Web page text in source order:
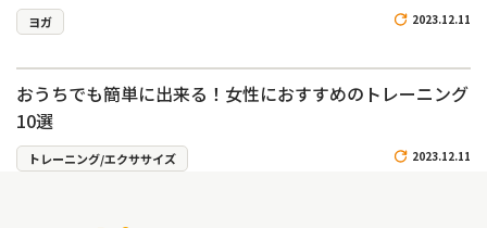
ヨガ 2023.12.11
おうちでも簡単に出来る！女性におすすめのトレーニング
10選
トレーニング/エクササイズ 2023.12.11